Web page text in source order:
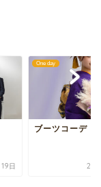
One day
ブーツコーデ
2026年1